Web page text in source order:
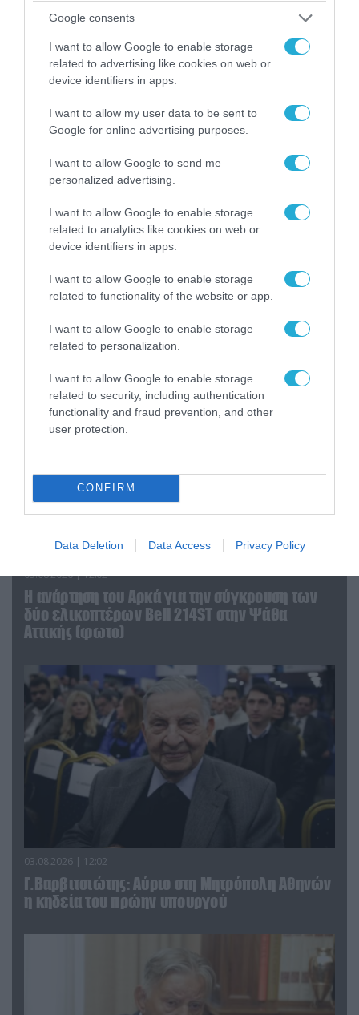
Google consents
I want to allow Google to enable storage
related to advertising like cookies on web or
device identifiers in apps.
I want to allow my user data to be sent to
Google for online advertising purposes.
I want to allow Google to send me
personalized advertising.
I want to allow Google to enable storage
related to analytics like cookies on web or
device identifiers in apps.
I want to allow Google to enable storage
related to functionality of the website or app.
I want to allow Google to enable storage
related to personalization.
I want to allow Google to enable storage
related to security, including authentication
functionality and fraud prevention, and other
user protection.
CONFIRM
Data Deletion Data Access Privacy Policy
O διευθυντής του OPEN προσπαθεί να τα
«μαζέψει» για τη δημοσιογράφο που γέλασε
σε ρεπορτάζ για τις φωτιές
03.08.2026 | 19:02
ρεπόρτερ του ΟΡΕΝ: «Όλοι να έχουμε
δικαίωμα στο λάθος»
03.08.2026 | 12:02
Η ανάρτηση του Αρκά για την σύγκρουση των
δύο ελικοπτέρων Bell 214ST στην Ψάθα
Αττικής (φωτο)
03.08.2026 | 12:02
Γ.Βαρβιτσιώτης: Aύριο στη Μητρόπολη Αθηνών
η κηδεία του πρώην υπουργού